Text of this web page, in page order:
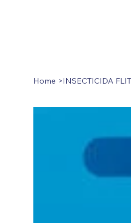
Home >INSECTICIDA